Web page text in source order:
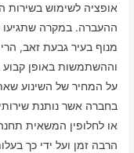
אופציה לשימוש
ההעברה. במקרה שתגיעו
מנוף בעיר גבעת זאב,
וההשתמשות באופן קבוע
על המחיר של השינוע
בחברה אשר נותנת
או לחלופין המשאית
הרבה זמן ועל ידי כך